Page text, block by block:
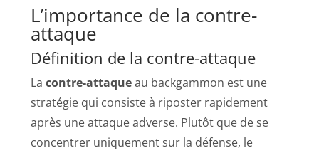
L’importance de la contre-
attaque
Définition de la contre-attaque
Lacontre-attaqueau backgammon est une
stratégie qui consiste à riposter rapidement
après une attaque adverse. Plutôt que de se
concentrer uniquement sur la défense, le